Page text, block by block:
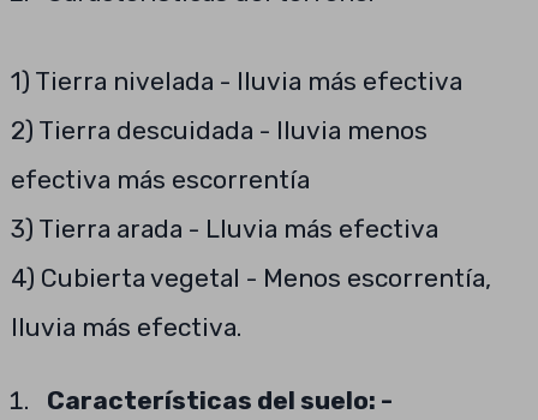
1) Tierra nivelada - lluvia más efectiva
2) Tierra descuidada - lluvia menos
efectiva más escorrentía
3) Tierra arada - Lluvia más efectiva
4) Cubierta vegetal - Menos escorrentía,
lluvia más efectiva.
Características del suelo: -